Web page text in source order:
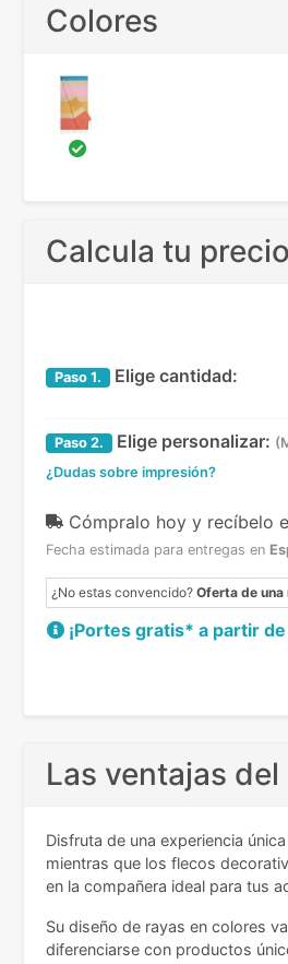
Colores
Calcula tu precio
Paso 1. Elige cantidad:
Paso 2. Elige personalizar:
¿Dudas sobre impresión?
Cómpralo hoy y recíbelo
Fecha estimada para entregas en
¿No estas convencido? Oferta de una
¡Portes gratis* a partir
Las ventajas
Disfruta de una experiencia
mientras que los flecos
en la compañera ideal para tus
Su diseño de rayas en colores
diferenciarse con productos